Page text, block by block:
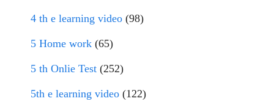
4 th e learning video (98)
5 Home work (65)
5 th Onlie Test (252)
5th e learning video (122)